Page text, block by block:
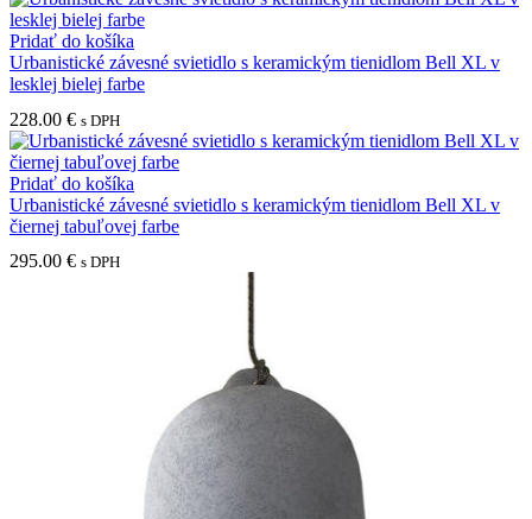
Pridať do košíka
Urbanistické závesné svietidlo s keramickým tienidlom Bell XL v
lesklej bielej farbe
228.00 € s DPH
Pridať do košíka
Urbanistické závesné svietidlo s keramickým tienidlom Bell XL v
čiernej tabuľovej farbe
295.00 € s DPH